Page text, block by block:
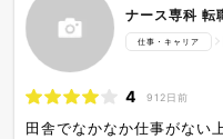
ナース専科 転
仕事・キャリア
4 912日前
田舎でなかなか仕事がない